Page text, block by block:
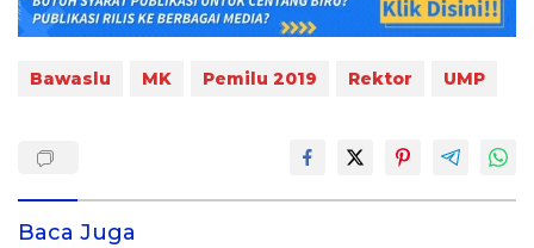
Bawaslu MK Pemilu 2019 Rektor UMP
Baca Juga